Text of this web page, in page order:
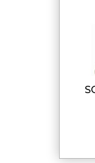
SONDE IAC 115EFI ET